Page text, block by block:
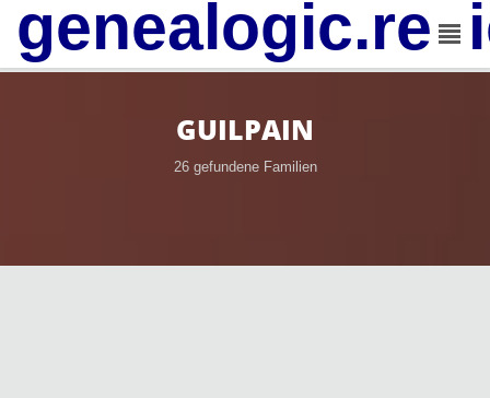
GUILPAIN
26 gefundene Familien